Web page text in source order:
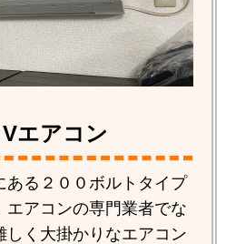
Vエアコン
ある２００ボルトタイプ
エアコンの専門業者でな
しく大掛かりなエアコン